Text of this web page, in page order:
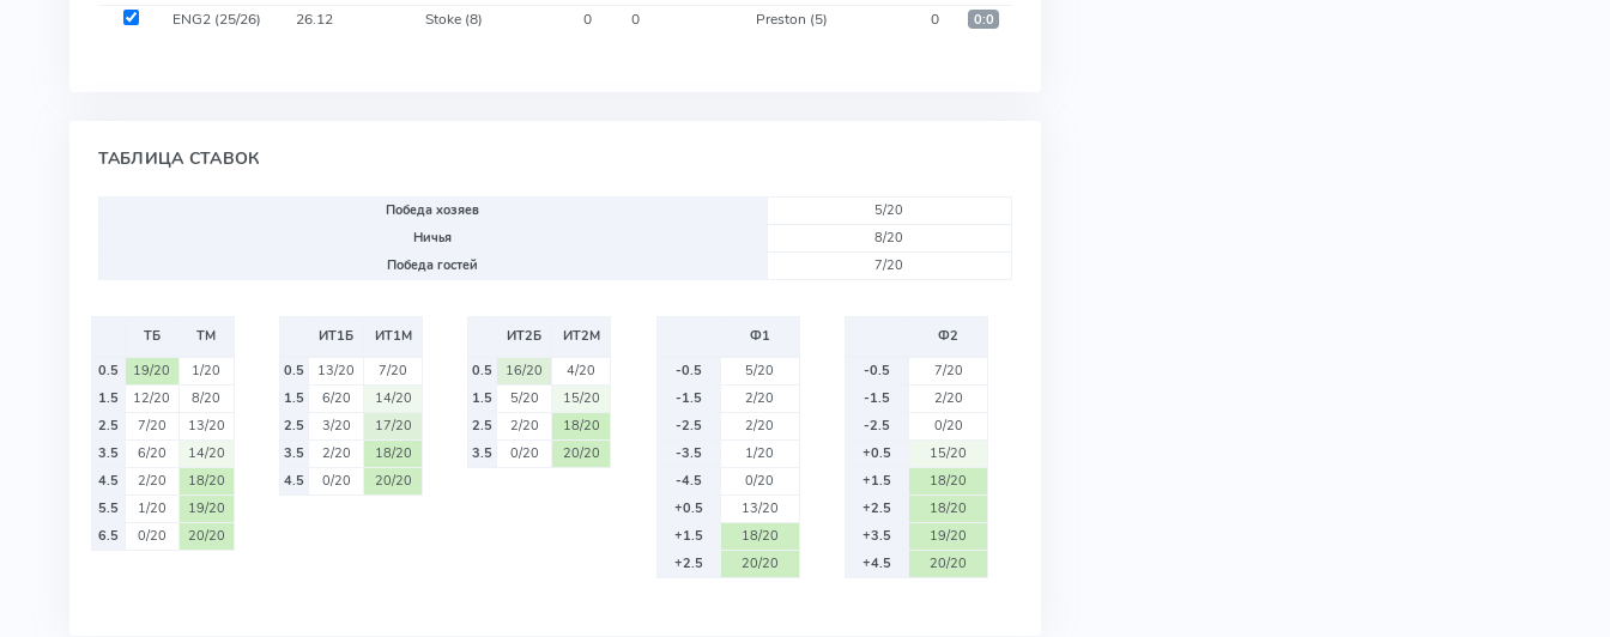
ENG2 (25/26) 26.12 Stoke (8) 0 0 Preston (5) 0 0:0
ТАБЛИЦА СТАВОК
Победа хозяев
5/20
Ничья
8/20
Победа гостей
7/20
ТБ
ТМ
0.5
19/20
1/20
1.5
12/20
8/20
2.5
7/20
13/20
3.5
6/20
14/20
4.5
2/20
18/20
5.5
1/20
19/20
6.5
0/20 20/20
ИТ1Б
ИТ1М
0.5
13/20
7/20
1.5
6/20
14/20
2.5
3/20
17/20
3.5
2/20
18/20
4.5
0/20 20/20
ИТ2Б
ИТ2М
0.5
16/20
4/20
1.5
5/20
15/20
2.5
2/20
18/20
3.5
0/20 20/20
Ф1
-0.5
5/20
-1.5
2/20
-2.5
2/20
-3.5
1/20
-4.5
0/20
+0.5
13/20
+1.5
18/20
+2.5
20/20
Ф2
-0.5
7/20
-1.5
2/20
-2.5
0/20
+0.5
15/20
+1.5
18/20
+2.5
18/20
+3.5
19/20
+4.5
20/20